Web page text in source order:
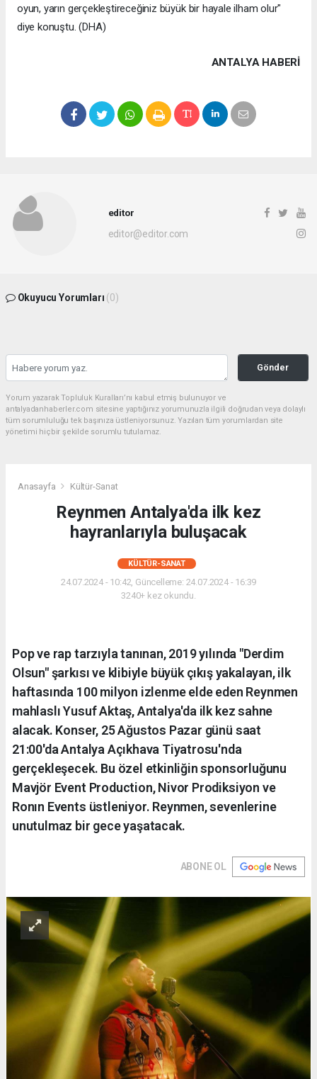
oyun, yarın gerçekleştireceğiniz büyük bir hayale ilham olur"
diye konuştu. (DHA)
ANTALYA HABERİ
editor
editor@editor.com
Okuyucu Yorumları (0)
Gönder
Yorum yazarak Topluluk Kuralları’nı kabul etmiş bulunuyor ve
antalyadanhaberler.com sitesine yaptığınız yorumunuzla ilgili doğrudan veya dolaylı
tüm sorumluluğu tek başınıza üstleniyorsunuz. Yazılan tüm yorumlardan site
yönetimi hiçbir şekilde sorumlu tutulamaz.
Anasayfa Kültür-Sanat
Reynmen Antalya'da ilk kez
hayranlarıyla buluşacak
KÜLTÜR-SANAT
24.07.2024 - 10:42, Güncelleme: 24.07.2024 - 16:39
3240+ kez okundu.
Pop ve rap tarzıyla tanınan, 2019 yılında "Derdim
Olsun" şarkısı ve klibiyle büyük çıkış yakalayan, ilk
haftasında 100 milyon izlenme elde eden Reynmen
mahlaslı Yusuf Aktaş, Antalya'da ilk kez sahne
alacak. Konser, 25 Ağustos Pazar günü saat
21:00'da Antalya Açıkhava Tiyatrosu'nda
gerçekleşecek. Bu özel etkinliğin sponsorluğunu
Mavjör Event Production, Nivor Prodiksiyon ve
Ronın Events üstleniyor. Reynmen, sevenlerine
unutulmaz bir gece yaşatacak.
ABONE OL